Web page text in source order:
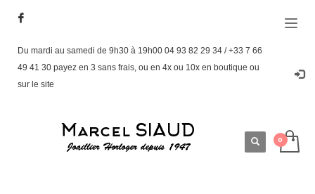
Du mardi au samedi de 9h30 à 19h00 04 93 82 29 34 / +33 7 66
49 41 30 payez en 3 sans frais, ou en 4x ou 10x en boutique ou
sur le site